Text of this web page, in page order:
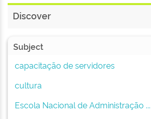
Discover
Subject
capacitação de servidores
cultura
Escola Nacional de Administração ...